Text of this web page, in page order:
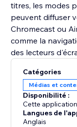
titres, les modes
peuvent diffuser
Chromecast ou
comme la
des lecteurs
Catégories
Médias et
Disponibilité :
Cette
Langues de
Anglais